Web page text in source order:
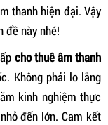
thanh hiện đại. Vậy
đề này nhé!
cho thuê âm thanh
Không phải lo lắng
kinh nghiệm thực
đến lớn. Cam kết